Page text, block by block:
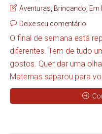
Aventuras Brincando Em
Deixe seu comentário
O final de semana está
diferentes. Tem de tudo
gostos. Quer dar uma
Maternas separou para